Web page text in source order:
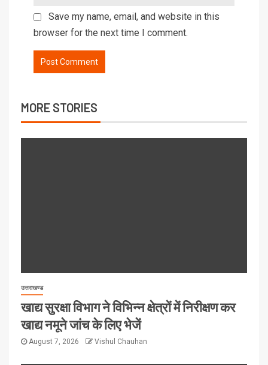
Save my name, email, and website in this
browser for the next time I comment.
MORE STORIES
उत्तराखण्ड
खाद्य सुरक्षा विभाग ने विभिन्न क्षेत्रों में निरीक्षण कर
खाद्य नमूने जांच के लिए भेजें
August 7, 2026 Vishul Chauhan